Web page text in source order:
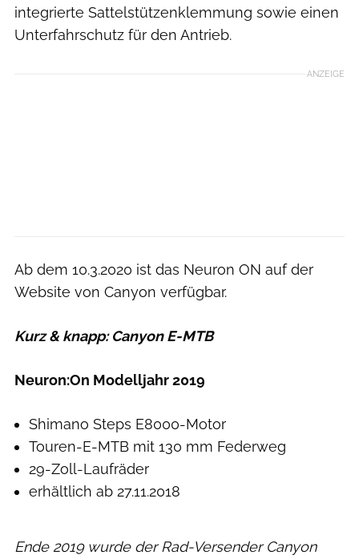
integrierte Sattelstützenklemmung sowie einen
Unterfahrschutz für den Antrieb.
ANZEIGE
Ab dem 10.3.2020 ist das Neuron ON auf der
Website von Canyon verfügbar.
Kurz & knapp: Canyon E-MTB
Neuron:On Modelljahr 2019
Shimano Steps E8000-Motor
Touren-E-MTB mit 130 mm Federweg
29-Zoll-Laufräder
erhältlich ab 27.11.2018
Ende 2019 wurde der Rad-Versender Canyon